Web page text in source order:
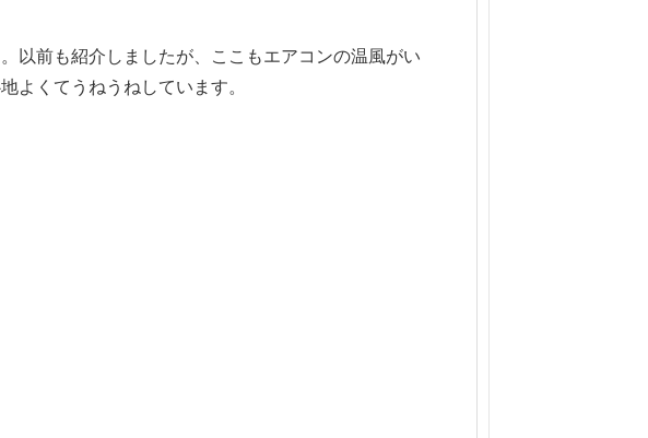
以前も紹介しましたが、ここもエアコンの温風がい
よくてうねうねしています。